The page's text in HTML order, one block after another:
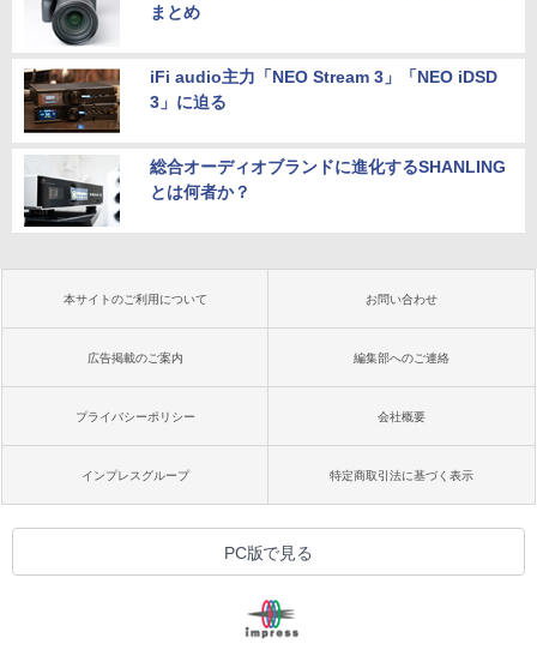
まとめ
iFi audio主力「NEO Stream 3」「NEO iDSD
3」に迫る
総合オーディオブランドに進化するSHANLING
とは何者か？
本サイトのご利用について お問い合わせ
広告掲載のご案内 編集部へのご連絡
プライバシーポリシー 会社概要
インプレスグループ 特定商取引法に基づく表示
PC版で見る